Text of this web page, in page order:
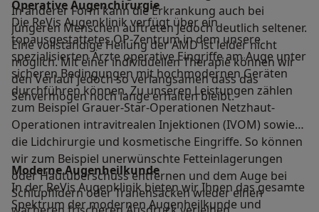
In anderer Form kann die Erkrankung auch bei
jüngeren Menschen auftreten jedoch deutlich seltener.
Eine vollständige Heilung der AMD ist leider nicht
möglich. Mit einer individuellen Therapie können wir
den Verlauf jedoch so verlangsamen dass das
Sehvermögen noch lange erhalten bleibt.
Operative Augenchirurgie
Die ReVis Augenklinik verfügt über ein
topausgestattetes OP-Zentrum in dem unsere
spezialisierten Ärzte operative Eingriffe am Auge unter
sicheren Bedingungen mit hochmodernen Geräten
durchführen können. Zu unseren Leistungen zählen
zum Beispiel Grauer-Star-Operationen Netzhaut-
Operationen intravitrealen Injektionen (IVOM) sowie
die Lidchirurgie und kosmetische Eingriffe. So können
wir zum Beispiel unerwünschte Fetteinlagerungen
oder Hautüberschuss entfernen und dem Auge bei
Schlupflidern oder Tränensäcken wieder einen
Moderne Augenheilkunde
In der ReVis Augenklinik bieten wir Ihnen das gesamte
Spektrum der modernen Augenheilkunde und